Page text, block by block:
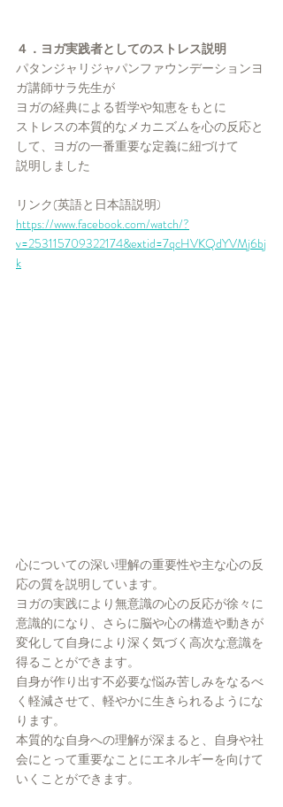
４．ヨガ実践者としてのストレス説明
パタンジャリジャパンファウンデーションヨ
ガ講師サラ先生が
ヨガの経典による哲学や知恵をもとに
ストレスの本質的なメカニズムを心の反応と
して、ヨガの一番重要な定義に紐づけて
説明しました
リンク(英語と日本語説明)
https://www.facebook.com/watch/?
v=253115709322174&extid=7qcHVKQdYVMj6bj
k
心についての深い理解の重要性や主な心の反
応の質を説明しています。
ヨガの実践により無意識の心の反応が徐々に
意識的になり、さらに脳や心の構造や動きが
変化して自身により深く気づく高次な意識を
得ることができます。
自身が作り出す不必要な悩み苦しみをなるべ
く軽減させて、軽やかに生きられるようにな
ります。
本質的な自身への理解が深まると、自身や社
会にとって重要なことにエネルギーを向けて
いくことができます。